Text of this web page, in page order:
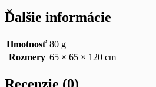
Ďalšie informácie
Hmotnosť 80 g
Rozmery 65 × 65 × 120 cm